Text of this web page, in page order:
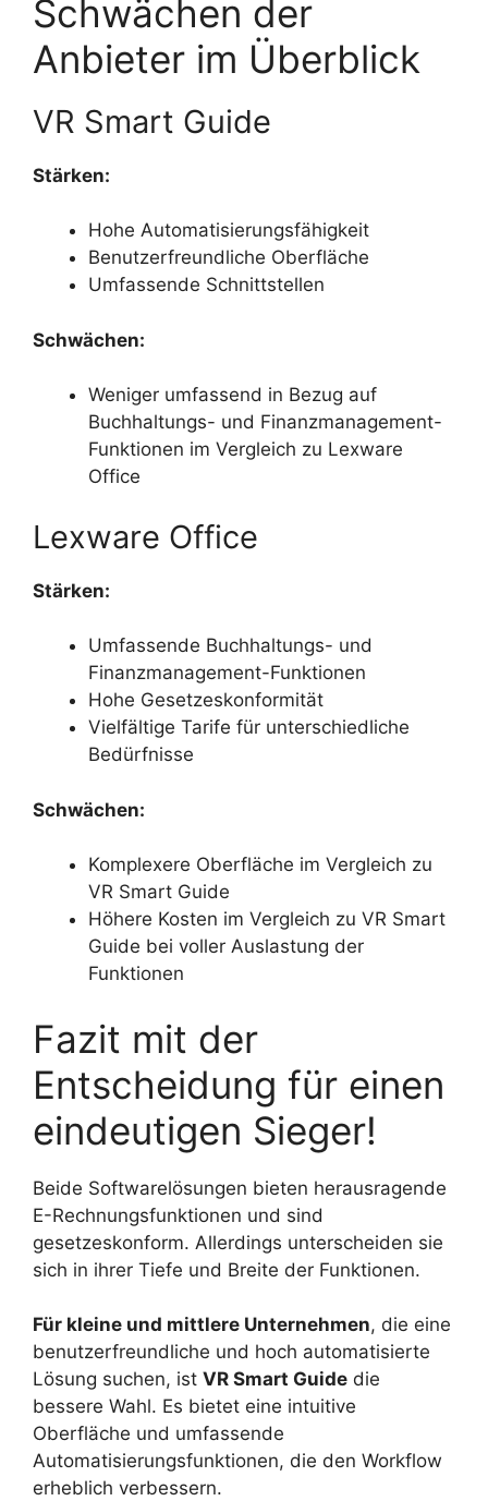
Schwächen der
Anbieter im Überblick
VR Smart Guide
Stärken:
Hohe Automatisierungsfähigkeit
Benutzerfreundliche Oberfläche
Umfassende Schnittstellen
Schwächen:
Weniger umfassend in Bezug auf
Buchhaltungs- und Finanzmanagement-
Funktionen im Vergleich zu Lexware
Office
Lexware Office
Stärken:
Umfassende Buchhaltungs- und
Finanzmanagement-Funktionen
Hohe Gesetzeskonformität
Vielfältige Tarife für unterschiedliche
Bedürfnisse
Schwächen:
Komplexere Oberfläche im Vergleich zu
VR Smart Guide
Höhere Kosten im Vergleich zu VR Smart
Guide bei voller Auslastung der
Funktionen
Fazit mit der
Entscheidung für einen
eindeutigen Sieger!
Beide Softwarelösungen bieten herausragende
E-Rechnungsfunktionen und sind
gesetzeskonform. Allerdings unterscheiden sie
sich in ihrer Tiefe und Breite der Funktionen.
Für kleine und mittlere Unternehmen, die eine
benutzerfreundliche und hoch automatisierte
Lösung suchen, ist VR Smart Guide die
bessere Wahl. Es bietet eine intuitive
Oberfläche und umfassende
Automatisierungsfunktionen, die den Workflow
erheblich verbessern.